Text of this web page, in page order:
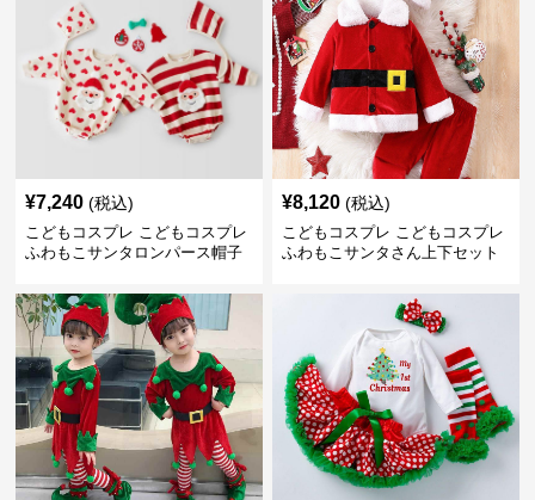
¥7,240 (税込)
こどもコスプレ こどもコスプレ
ふわもこサンタロンパース帽子
¥8,120 (税込)
こどもコスプレ こどもコスプレ
ふわもこサンタさん上下セット